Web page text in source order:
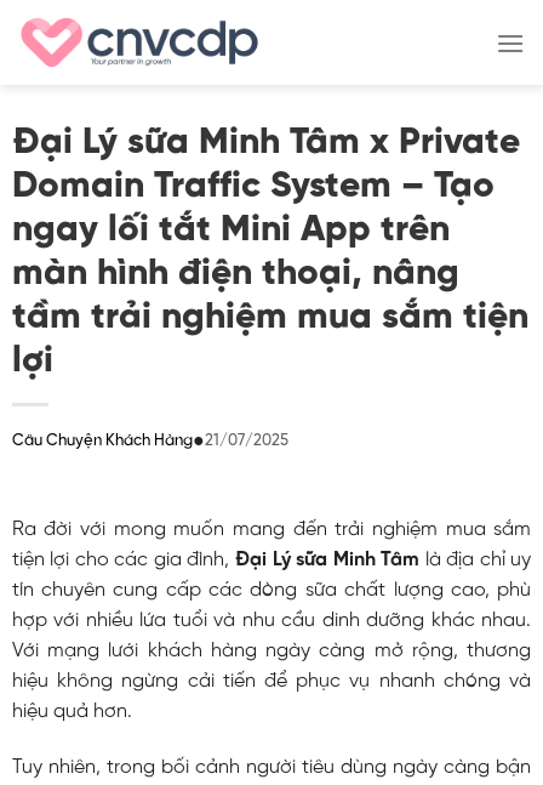
Skip
Đại Lý sữa Minh Tâm x Private
Domain Traffic System – Tạo
ngay lối tắt Mini App trên
màn hình điện thoại, nâng
tầm trải nghiệm mua sắm tiện
lợi
Câu Chuyện Khách Hàng●21/07/2025
Ra đời với mong muốn mang đến trải nghiệm mua sắm
tiện lợi cho các gia đình, Đại Lý sữa Minh Tâm là địa chỉ uy
tín chuyên cung cấp các dòng sữa chất lượng cao, phù
hợp với nhiều lứa tuổi và nhu cầu dinh dưỡng khác nhau.
Với mạng lưới khách hàng ngày càng mở rộng, thương
hiệu không ngừng cải tiến để phục vụ nhanh chóng và
hiệu quả hơn.
Tuy nhiên, trong bối cảnh người tiêu dùng ngày càng bận